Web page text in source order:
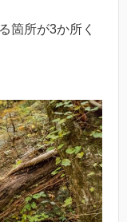
箇所が3か所く